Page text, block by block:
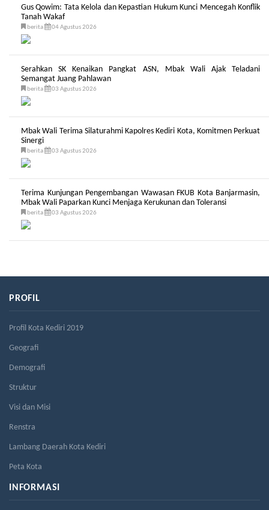
Gus Qowim: Tata Kelola dan Kepastian Hukum Kunci Mencegah Konflik
Tanah Wakaf
berita 04 Agustus 2026
Serahkan SK Kenaikan Pangkat ASN, Mbak Wali Ajak Teladani
Semangat Juang Pahlawan
berita 03 Agustus 2026
Mbak Wali Terima Silaturahmi Kapolres Kediri Kota, Komitmen Perkuat
Sinergi
berita 03 Agustus 2026
Terima Kunjungan Pengembangan Wawasan FKUB Kota Banjarmasin,
Mbak Wali Paparkan Kunci Menjaga Kerukunan dan Toleransi
berita 03 Agustus 2026
PROFIL
Profil Kota Kediri 2019
Geografi
Demografi
Struktur
Visi dan Misi
Renstra
Lambang Daerah Kota Kediri
Peta Kota
INFORMASI